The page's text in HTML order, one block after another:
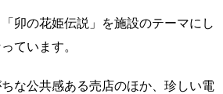
卯の花姫伝説」を施設のテーマにし
ています。
な公共感ある売店のほか、珍しい電